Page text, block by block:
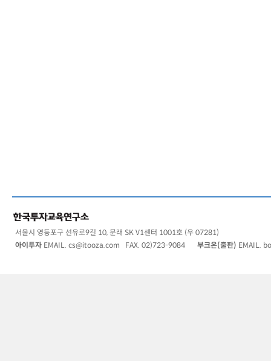
서울시 영등포구 선유로9길 10, 문래 SK V1센터 1001호 (우 07281)
아이투자 EMAIL. cs@itooza.com FAX. 02)723-9084 부크온(출판) EMAIL.